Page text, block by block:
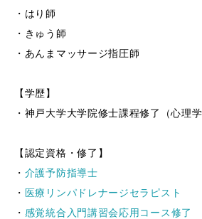
・はり師
・きゅう師
・あんまマッサージ指圧師
【学歴】
・神戸大学大学院修士課程修了（心理学
【認定資格・修了】
・ 介護予防指導士
・ 医療リンパドレナージセラピスト
・ 感覚統合入門講習会応用コース修了